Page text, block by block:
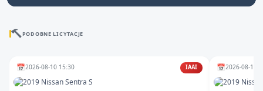
PODOBNE LICYTACJE
📅2026-08-10 15:30 IAAI 📅2026-08-11